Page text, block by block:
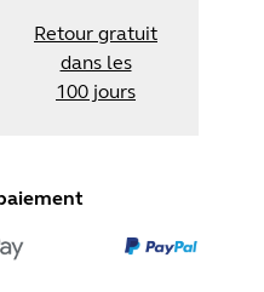
Retour gratuit
dans les
100 jours